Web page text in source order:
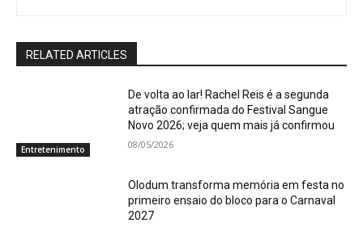
RELATED ARTICLES
Entretenimento
De volta ao lar! Rachel Reis é a segunda
atração confirmada do Festival Sangue
Novo 2026; veja quem mais já confirmou
08/05/2026
Olodum transforma memória em festa no
primeiro ensaio do bloco para o Carnaval
2027